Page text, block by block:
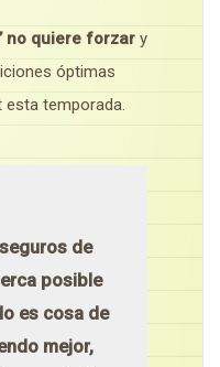
no quiere forzar y
óptimas
esta temporada.
de
posible
es cosa de
mejor,